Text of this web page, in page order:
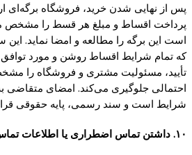
پس از نهایی شدن خرید، فروشگاه برگه‌ای
پرداخت اقساط و مبلغ هر قسط را مشخص
است این برگه را مطالعه و امضا نماید.
که تمام شرایط اقساط روشن و مورد
تأیید، مسئولیت مشتری و فروشگاه را
احتمالی جلوگیری می‌کند. امضای متقاضی
شرایط است و سند رسمی، پایه حقوقی
۱۰. داشتن تماس اضطراری یا اطلاعات تماس اعضای خانواده